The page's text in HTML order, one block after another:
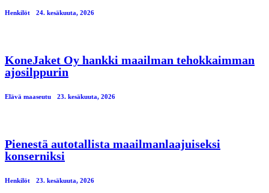
Henkilöt 24. kesäkuuta, 2026
KoneJaket Oy hankki maailman tehokkaimman
ajosilppurin
Elävä maaseutu 23. kesäkuuta, 2026
Pienestä autotallista maailmanlaajuiseksi
konserniksi
Henkilöt 23. kesäkuuta, 2026